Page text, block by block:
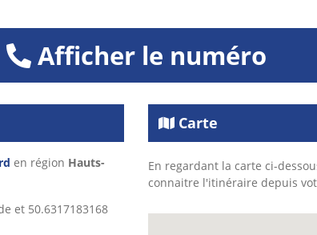
Afficher le numéro
en région Hauts-
et 50.6317183168
Carte
En regardant la carte ci-
connaitre l'itinéraire depuis